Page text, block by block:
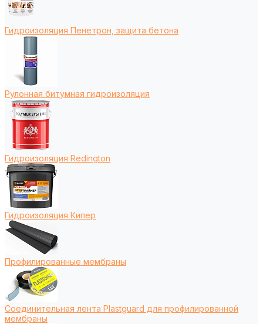
Гидроизоляция Пенетрон, защита бетона
Рулонная битумная гидроизоляция
Гидроизоляция Redington
Гидроизоляция Кипер
Профилированные мембраны
Соединительная лента Plastguard для профилированной
мембраны